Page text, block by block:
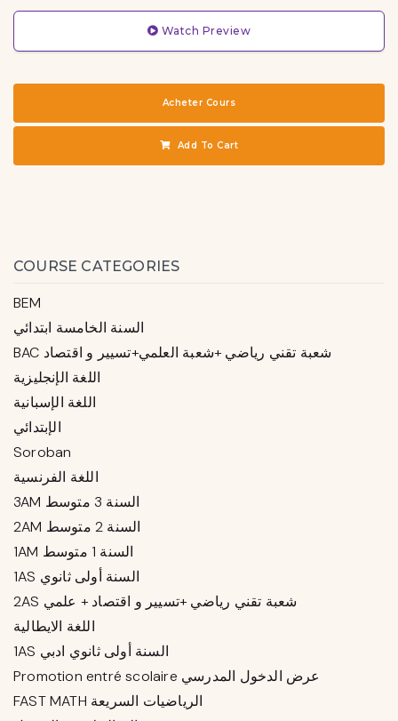
Watch Preview
Acheter Cours
Add To Cart
COURSE CATEGORIES
BEM
السنة الخامسة ابتدائي
BAC شعبة تقني رياضي +شعبة العلمي+تسيير و اقتصاد
اللغة الإنجليزية
اللغة الإسبانية
الإبتدائي
Soroban
اللغة الفرنسية
3AM السنة 3 متوسط
2AM السنة 2 متوسط
1AM السنة 1 متوسط
1AS السنة أولى ثانوي
2AS شعبة تقني رياضي +تسيير و اقتصاد + علمي
اللغة الايطالية
1AS السنة أولى ثانوي ادبي
Promotion entré scolaire عرض الدخول المدرسي
FAST MATH الرياضيات السريعة